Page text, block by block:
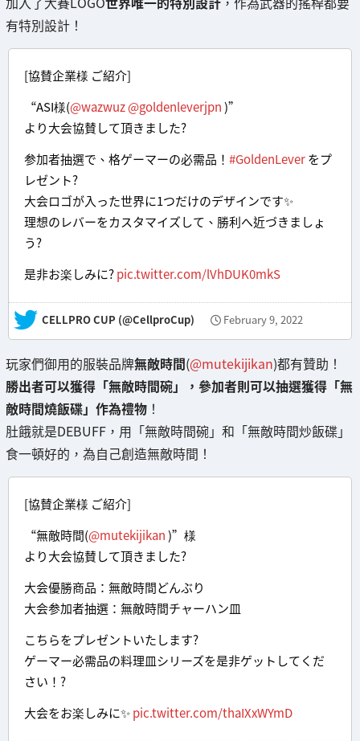
有特別設計！
[協賛企業様 ご紹介]
“ASI様(@wazwuz@goldenleverjpn)”
より大会協賛して頂きました?
参加者抽選で、格ゲーマーの必需品！ #GoldenLeverをプ
レゼント?
大会ロゴが入った世界に1つだけのデザインです✨
理想のレバーをカスタマイズして、勝利へ近づきましょ
う?
是非お楽しみに?pic.twitter.com/lVhDUK0mkS
— CELLPRO CUP (@CellproCup) February 9, 2022
玩家們御用的服裝品牌無敵時間(@mutekijikan)都有贊助！
勝出者可以獲得「無敵時間碗」，參加者則可以抽選獲得「無
敵時間燒飯碟」作為禮物 ！
肚餓就是DEBUFF，用「無敵時間碗」和「無敵時間炒飯碟」
食一頓好的，為自己創造無敵時間！
[協賛企業様 ご紹介]
“無敵時間(@mutekijikan)”様
より大会協賛して頂きました?
大会優勝商品：無敵時間どんぶり
大会参加者抽選：無敵時間チャーハン皿
こちらをプレゼントいたします?
ゲーマー必需品の料理皿シリーズを是非ゲットしてくだ
さい！?
大会をお楽しみに✨pic.twitter.com/thaIXxWYmD